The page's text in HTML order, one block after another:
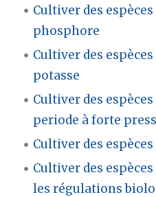
Cultiver des
phosphore
Cultiver des
potasse
Cultiver des
periode à forte
Cultiver des
Cultiver des
les régulations